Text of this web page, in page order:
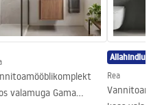
valamuga Gama
Allahindlus
Rea